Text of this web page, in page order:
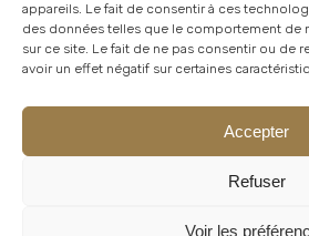
appareils. Le fait de consentir à ces
des données telles que le comportement de
sur ce site. Le fait de ne pas consentir ou de
avoir un effet négatif sur certaines
Accepter
Refuser
Voir les
Atelier Lesoon |King